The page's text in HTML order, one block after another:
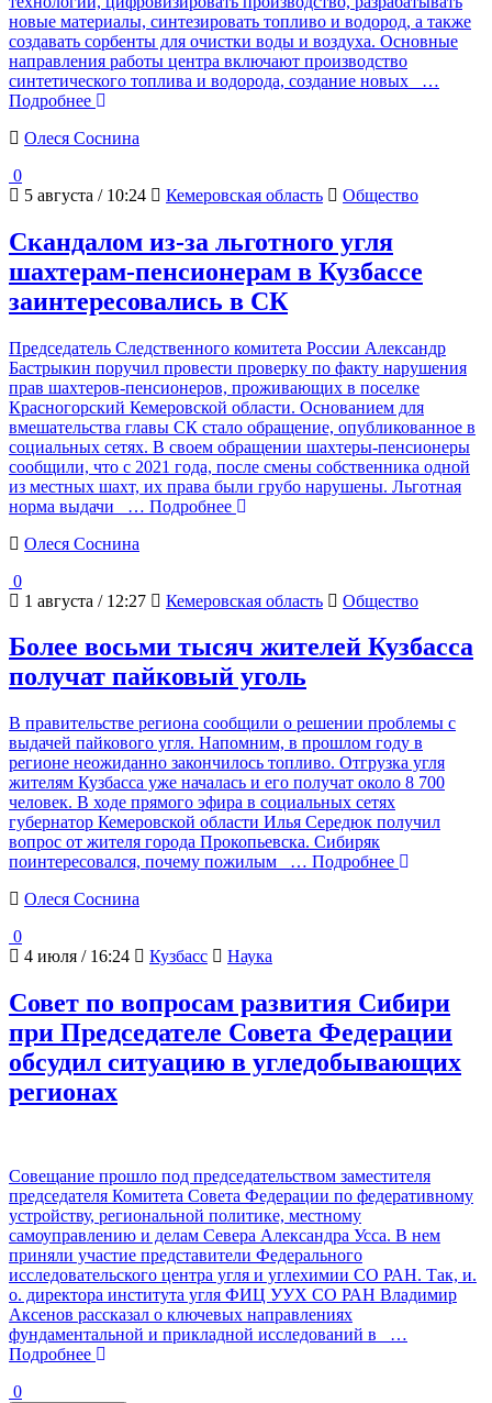
новые материалы, синтезировать топливо и водород, а также
создавать сорбенты для очистки воды и воздуха. Основные
направления работы центра включают производство
синтетического топлива и водорода, создание новых
…
Подробнее
Олеся Соснина
0
5 августа / 10:24
Кемеровская область Общество
Скандалом из-за льготного угля
шахтерам-пенсионерам в Кузбассе
заинтересовались в СК
Председатель Следственного комитета России Александр
Бастрыкин поручил провести проверку по факту нарушения
прав шахтеров-пенсионеров, проживающих в поселке
Красногорский Кемеровской области. Основанием для
вмешательства главы СК стало обращение, опубликованное в
социальных сетях. В своем обращении шахтеры-пенсионеры
сообщили, что с 2021 года, после смены собственника одной
из местных шахт, их права были грубо нарушены. Льготная
норма выдачи
… Подробнее
Олеся Соснина
0
1 августа / 12:27
Кемеровская область Общество
Более восьми тысяч жителей Кузбасса
получат пайковый уголь
В правительстве региона сообщили о решении проблемы с
выдачей пайкового угля. Напомним, в прошлом году в
регионе неожиданно закончилось топливо. Отгрузка угля
жителям Кузбасса уже началась и его получат около 8 700
человек. В ходе прямого эфира в социальных сетях
губернатор Кемеровской области Илья Середюк получил
вопрос от жителя города Прокопьевска. Сибиряк
поинтересовался, почему пожилым
… Подробнее
Олеся Соснина
0
4 июля / 16:24
Кузбасс Наука
Совет по вопросам развития Сибири
при Председателе Совета Федерации
обсудил ситуацию в угледобывающих
регионах
Совещание прошло под председательством заместителя
председателя Комитета Совета Федерации по федеративному
устройству, региональной политике, местному
самоуправлению и делам Севера Александра Усса. В нем
приняли участие представители Федерального
исследовательского центра угля и углехимии СО РАН. Так, и.
о. директора института угля ФИЦ УУХ СО РАН Владимир
Аксенов рассказал о ключевых направлениях
фундаментальной и прикладной исследований в
…
Подробнее
0